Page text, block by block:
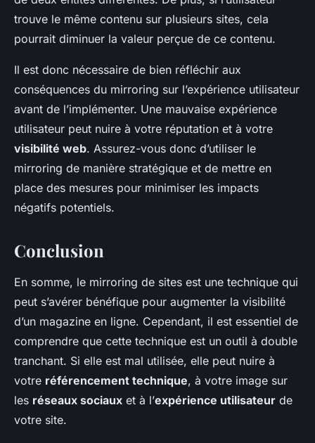
trouve le même contenu sur plusieurs sites, cela
pourrait diminuer la valeur perçue de ce contenu.
Il est donc nécessaire de bien réfléchir aux
conséquences du mirroring sur l’expérience utilisateur
avant de l’implémenter. Une mauvaise expérience
utilisateur peut nuire à votre réputation et à votre
visibilité web. Assurez-vous donc d’utiliser le
mirroring de manière stratégique et de mettre en
place des mesures pour minimiser les impacts
négatifs potentiels.
Conclusion
En somme, le mirroring de sites est une technique qui
peut s’avérer bénéfique pour augmenter la visibilité
d’un magazine en ligne. Cependant, il est essentiel de
comprendre que cette technique est un outil à double
tranchant. Si elle est mal utilisée, elle peut nuire à
votre référencement technique, à votre image sur
les réseaux sociaux et à l’expérience utilisateur de
votre site.